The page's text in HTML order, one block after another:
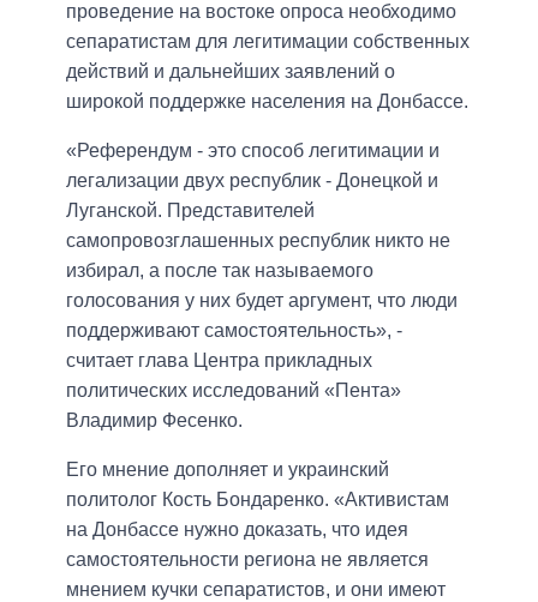
проведение на востоке опроса необходимо
сепаратистам для легитимации собственных
действий и дальнейших заявлений о
широкой поддержке населения на Донбассе.
«Референдум - это способ легитимации и
легализации двух республик - Донецкой и
Луганской. Представителей
самопровозглашенных республик никто не
избирал, а после так называемого
голосования у них будет аргумент, что люди
поддерживают самостоятельность», -
считает глава Центра прикладных
политических исследований «Пента»
Владимир Фесенко.
Его мнение дополняет и украинский
политолог Кость Бондаренко. «Активистам
на Донбассе нужно доказать, что идея
самостоятельности региона не является
мнением кучки сепаратистов, и они имеют